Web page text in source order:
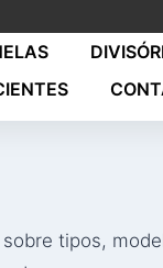
tipos,